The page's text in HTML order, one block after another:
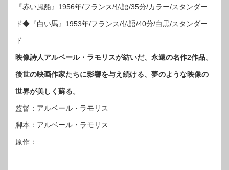
『赤い風船』1956年/フランス/仏語/35分/カラー/スタンダー
ド◆『白い馬』1953年/フランス/仏語/40分/白黒/スタンダー
ド
映像詩人アルベール・ラモリスが紡いだ、永遠の名作2作品。
後世の映画作家たちに影響を与え続ける、夢のような映像の
世界が美しく蘇る。
監督：アルベール・ラモリス
脚本：アルベール・ラモリス
原作：